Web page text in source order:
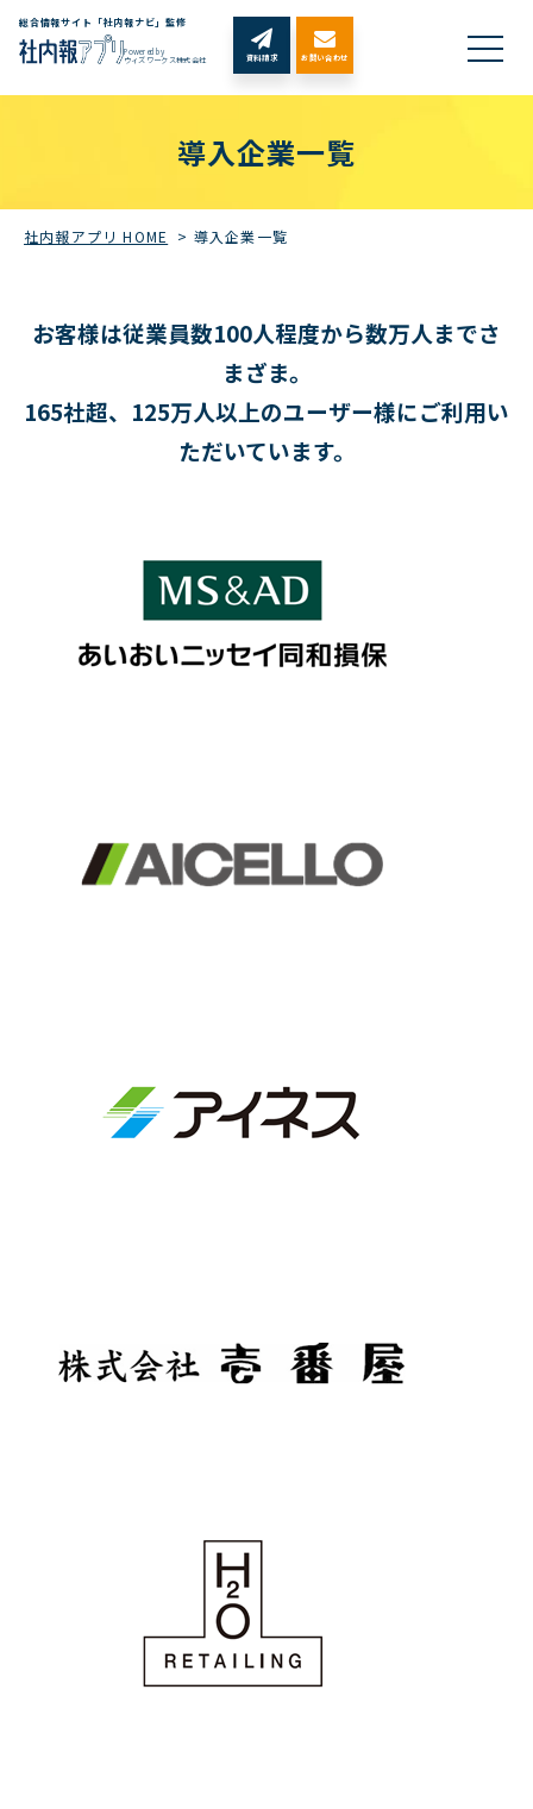
総合情報サイト「社内報ナビ」監修
Powered by
ウィズワークス株式会社
資料請求 お問い合わせ
導入企業一覧
社内報アプリ HOME > 導入企業一覧
お客様は従業員数100人程度から数万人までさ
まざま。
165社超、125万人以上のユーザー様にご利用い
ただいています。